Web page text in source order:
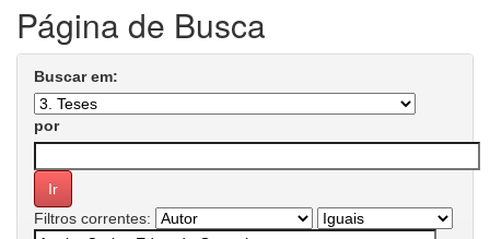
Página de Busca
Buscar em:
por
Filtros correntes: